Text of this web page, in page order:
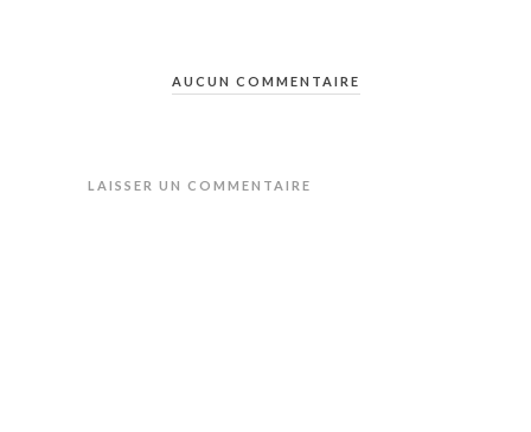
AUCUN COMMENTAIRE
LAISSER UN COMMENTAIRE